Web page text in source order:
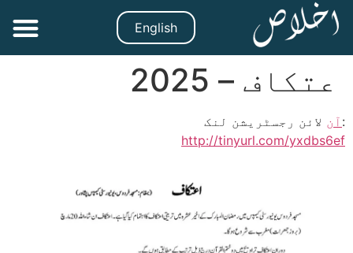
English
عتکاف – 2025
: آن لائن رجسٹریشن لنک
http://tinyurl.com/yxdbs6ef